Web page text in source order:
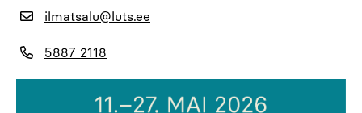
ilmatsalu@luts.ee
5887 2118